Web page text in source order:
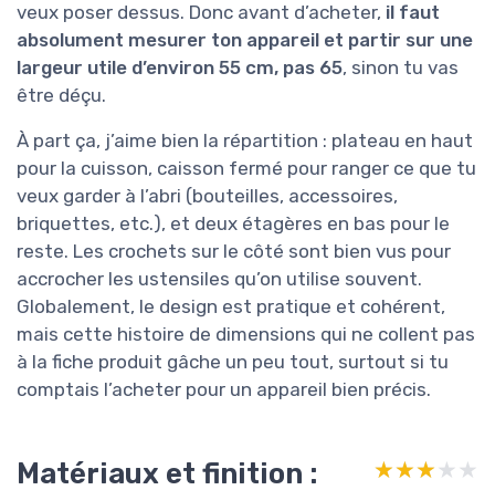
veux poser dessus. Donc avant d’acheter, il faut
absolument mesurer ton appareil et partir sur une
largeur utile d’environ 55 cm, pas 65, sinon tu vas
être déçu.
À part ça, j’aime bien la répartition : plateau en haut
pour la cuisson, caisson fermé pour ranger ce que tu
veux garder à l’abri (bouteilles, accessoires,
briquettes, etc.), et deux étagères en bas pour le
reste. Les crochets sur le côté sont bien vus pour
accrocher les ustensiles qu’on utilise souvent.
Globalement, le design est pratique et cohérent,
mais cette histoire de dimensions qui ne collent pas
à la fiche produit gâche un peu tout, surtout si tu
comptais l’acheter pour un appareil bien précis.
Matériaux et finition :
★★★★★
★★★★★